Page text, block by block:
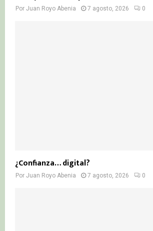
Por Juan Royo Abenia 7 agosto, 2026 0
¿Confianza… digital?
Por Juan Royo Abenia 7 agosto, 2026 0